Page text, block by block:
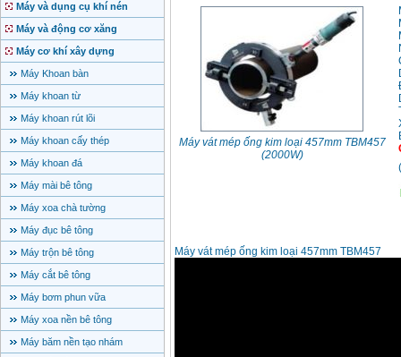
Máy và dụng cụ khí nén
Máy và động cơ xăng
Máy cơ khí xây dựng
Máy Khoan bàn
Máy khoan từ
Máy khoan rút lõi
Máy khoan cấy thép
Máy khoan đá
Máy mài bê tông
Máy xoa chà tường
Máy đục bê tông
Máy trộn bê tông
Máy cắt bê tông
Máy bơm phun vữa
Máy xoa nền bê tông
Máy băm nền tạo nhám
Máy vát mép ống kim loại 457mm TBM457
(2000W)
(
Máy vát mép ống kim loại 457mm TBM457